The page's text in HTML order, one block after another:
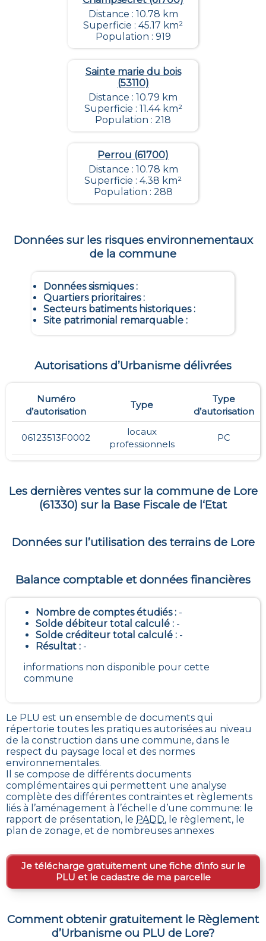
Distance : 10.78 km
Superficie : 45.17 km²
Population : 919
Sainte marie du bois
(53110)
Distance : 10.79 km
Superficie : 11.44 km²
Population : 218
Perrou (61700)
Distance : 10.78 km
Superficie : 4.38 km²
Population : 288
Données sur les risques environnementaux
de la commune
Données sismiques:
Quartiers prioritaires:
Secteurs batiments historiques:
Site patrimonial remarquable:
Autorisations d’Urbanisme délivrées
Numéro
d’autorisation
Type
Type
d’autorisation
06123513F0002
locaux
professionnels
PC
Les dernières ventes sur la commune de Lore
(61330) sur la Base Fiscale de l‘Etat
Données sur l’utilisation des terrains de Lore
Balance comptable et données financières
Nombre de comptes étudiés : -
Solde débiteur total calculé : -
Solde créditeur total calculé : -
Résultat : -
informations non disponible pour cette
commune
Le PLU est un ensemble de documents qui
répertorie toutes les pratiques autorisées au niveau
de la construction dans une commune, dans le
respect du paysage local et des normes
environnementales.
Il se compose de différents documents
complémentaires qui permettent une analyse
complète des différentes contraintes et règlements
liés à l’aménagement à l’échelle d’une commune: le
rapport de présentation, le PADD, le règlement, le
plan de zonage, et de nombreuses annexes
Je télécharge gratuitement une fiche d’info sur le
PLU et le cadastre de ma parcelle
Comment obtenir gratuitement le Règlement
d’Urbanisme ou PLU de Lore?